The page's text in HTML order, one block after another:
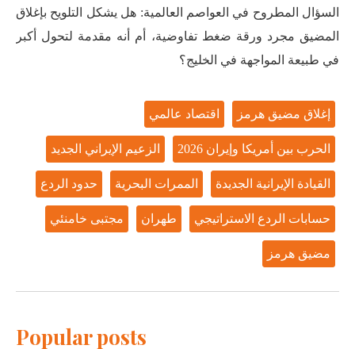
السؤال المطروح في العواصم العالمية: هل يشكل التلويح بإغلاق
المضيق مجرد ورقة ضغط تفاوضية، أم أنه مقدمة لتحول أكبر
في طبيعة المواجهة في الخليج؟
إغلاق مضيق هرمز اقتصاد عالمي
الحرب بين أمريكا وإيران 2026 الزعيم الإيراني الجديد
القيادة الإيرانية الجديدة الممرات البحرية حدود الردع
حسابات الردع الاستراتيجي طهران مجتبى خامنئي
مضيق هرمز
Popular posts